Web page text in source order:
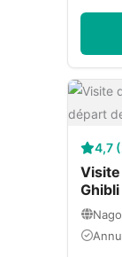
4,7